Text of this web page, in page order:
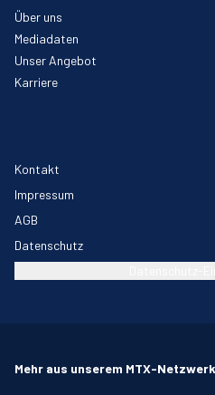
Über uns
Mediadaten
Unser Angebot
Karriere
Kontakt
Impressum
AGB
Datenschutz
Mehr aus unserem MTX-